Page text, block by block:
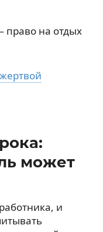
право на отдых
может
и